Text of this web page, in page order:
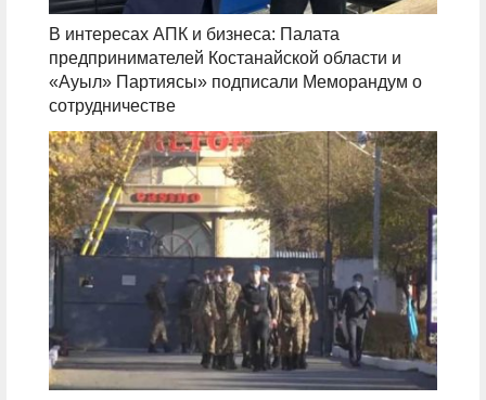
В интересах АПК и бизнеса: Палата
предпринимателей Костанайской области и
«Ауыл» Партиясы» подписали Меморандум о
сотрудничестве